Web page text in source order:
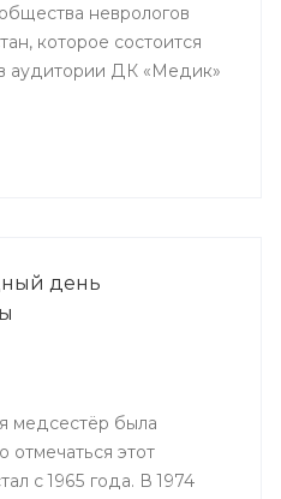
неврологов
которое состоится
в аудитории ДК «Медик»
день
медсестёр была
отмечаться этот
с 1965 года. В 1974